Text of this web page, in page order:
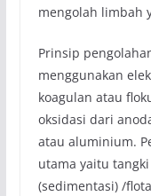
mengolah limbah
Prinsip
menggunakan
koagulan atau
oksidasi dari
atau aluminium.
utama yaitu
(sedimentasi) /